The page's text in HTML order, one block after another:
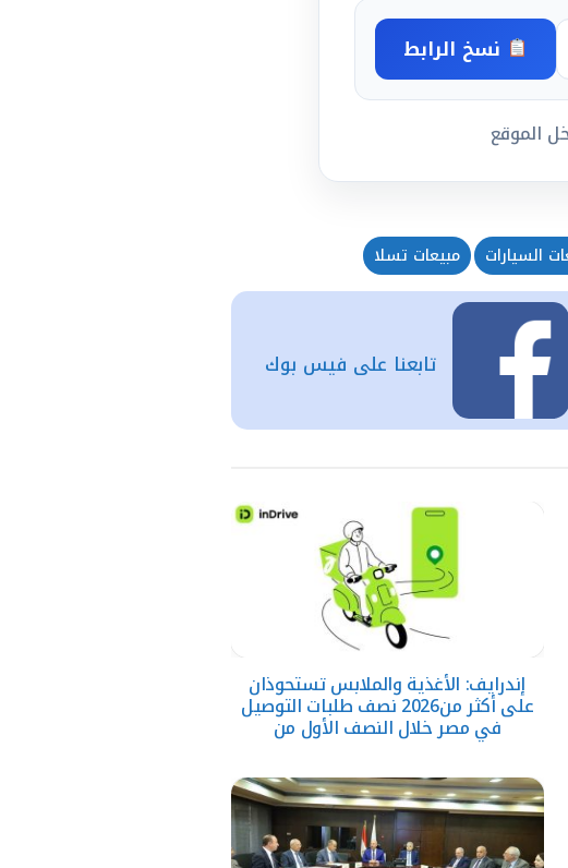
نسخ الرابط
الموقع
السيارات مبيعات تسلا
تابعنا على فيس بوك
إندرايف: الأغذية والملابس تستحوذان
على أكثر من2026 نصف طلبات التوصيل
في مصر خلال النصف الأول من